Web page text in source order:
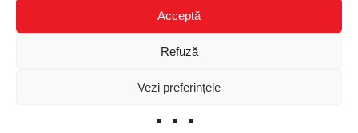
Acceptă
Refuză
Vezi preferințele
Sunt de acord sa primesc newslettere
drepturile rezervate | Designed by